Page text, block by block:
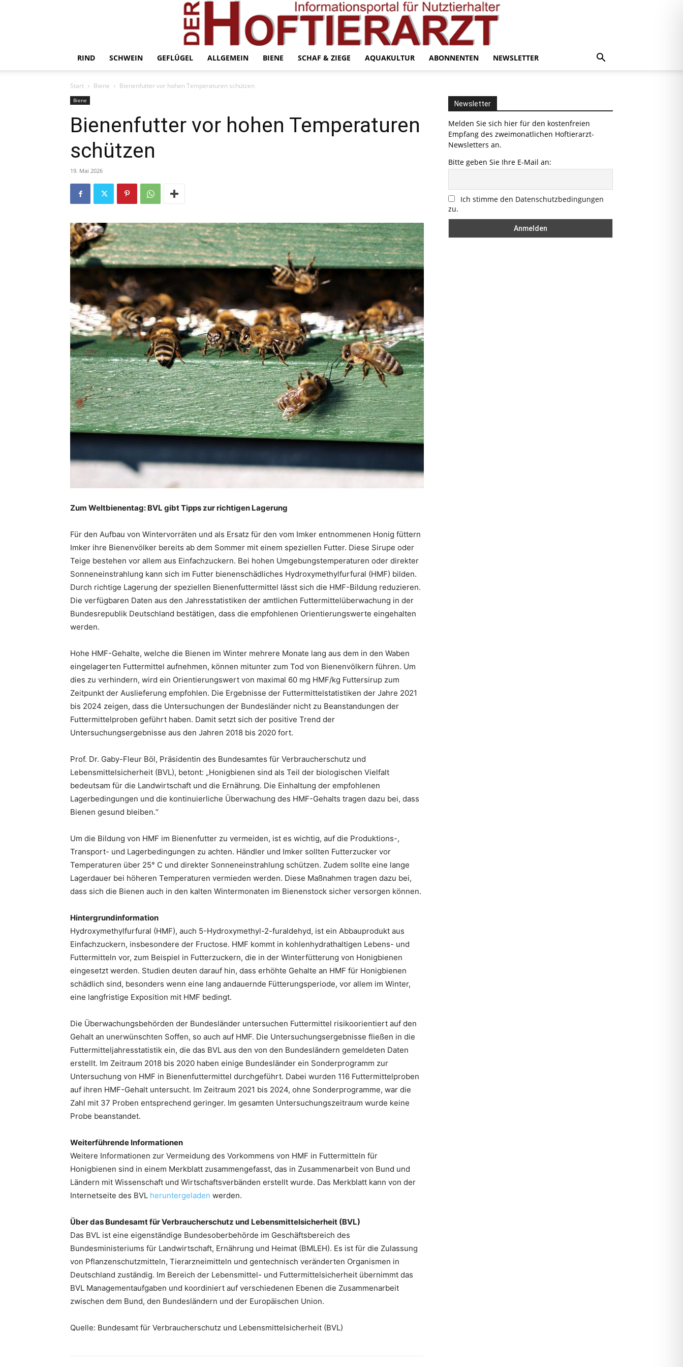
RIND SCHWEIN GEFLÜGEL ALLGEMEIN BIENE SCHAF & ZIEGE AQUAKULTUR ABONNENTEN NEWSLETTER
Start Biene Bienenfutter vor hohen Temperaturen schützen
Biene
Bienenfutter vor hohen Temperaturen
schützen
19. Mai 2026
Zum Weltbienentag: BVL gibt Tipps zur richtigen Lagerung
Für den Aufbau von Wintervorräten und als Ersatz für den vom Imker entnommenen Honig füttern
Imker ihre Bienenvölker bereits ab dem Sommer mit einem speziellen Futter. Diese Sirupe oder
Teige bestehen vor allem aus Einfachzuckern. Bei hohen Umgebungstemperaturen oder direkter
Sonneneinstrahlung kann sich im Futter bienenschädliches Hydroxymethylfurfural (HMF) bilden.
Durch richtige Lagerung der speziellen Bienenfuttermittel lässt sich die HMF-Bildung reduzieren.
Die verfügbaren Daten aus den Jahresstatistiken der amtlichen Futtermittelüberwachung in der
Bundesrepublik Deutschland bestätigen, dass die empfohlenen Orientierungswerte eingehalten
werden.
Hohe HMF-Gehalte, welche die Bienen im Winter mehrere Monate lang aus dem in den Waben
eingelagerten Futtermittel aufnehmen, können mitunter zum Tod von Bienenvölkern führen. Um
dies zu verhindern, wird ein Orientierungswert von maximal 60 mg HMF/kg Futtersirup zum
Zeitpunkt der Auslieferung empfohlen. Die Ergebnisse der Futtermittelstatistiken der Jahre 2021
bis 2024 zeigen, dass die Untersuchungen der Bundesländer nicht zu Beanstandungen der
Futtermittelproben geführt haben. Damit setzt sich der positive Trend der
Untersuchungsergebnisse aus den Jahren 2018 bis 2020 fort.
Prof. Dr. Gaby-Fleur Böl, Präsidentin des Bundesamtes für Verbraucherschutz und
Lebensmittelsicherheit (BVL), betont: „Honigbienen sind als Teil der biologischen Vielfalt
bedeutsam für die Landwirtschaft und die Ernährung. Die Einhaltung der empfohlenen
Lagerbedingungen und die kontinuierliche Überwachung des HMF-Gehalts tragen dazu bei, dass
Bienen gesund bleiben.“
Um die Bildung von HMF im Bienenfutter zu vermeiden, ist es wichtig, auf die Produktions-,
Transport- und Lagerbedingungen zu achten. Händler und Imker sollten Futterzucker vor
Temperaturen über 25° C und direkter Sonneneinstrahlung schützen. Zudem sollte eine lange
Lagerdauer bei höheren Temperaturen vermieden werden. Diese Maßnahmen tragen dazu bei,
dass sich die Bienen auch in den kalten Wintermonaten im Bienenstock sicher versorgen können.
Hintergrundinformation
Hydroxymethylfurfural (HMF), auch 5-Hydroxymethyl-2-furaldehyd, ist ein Abbauprodukt aus
Einfachzuckern, insbesondere der Fructose. HMF kommt in kohlenhydrathaltigen Lebens- und
Futtermitteln vor, zum Beispiel in Futterzuckern, die in der Winterfütterung von Honigbienen
eingesetzt werden. Studien deuten darauf hin, dass erhöhte Gehalte an HMF für Honigbienen
schädlich sind, besonders wenn eine lang andauernde Fütterungsperiode, vor allem im Winter,
eine langfristige Exposition mit HMF bedingt.
Die Überwachungsbehörden der Bundesländer untersuchen Futtermittel risikoorientiert auf den
Gehalt an unerwünschten Soffen, so auch auf HMF. Die Untersuchungsergebnisse fließen in die
Futtermitteljahresstatistik ein, die das BVL aus den von den Bundesländern gemeldeten Daten
erstellt. Im Zeitraum 2018 bis 2020 haben einige Bundesländer ein Sonderprogramm zur
Untersuchung von HMF in Bienenfuttermittel durchgeführt. Dabei wurden 116 Futtermittelproben
auf ihren HMF-Gehalt untersucht. Im Zeitraum 2021 bis 2024, ohne Sonderprogramme, war die
Zahl mit 37 Proben entsprechend geringer. Im gesamten Untersuchungszeitraum wurde keine
Probe beanstandet.
Weiterführende Informationen
Weitere Informationen zur Vermeidung des Vorkommens von HMF in Futtermitteln für
Honigbienen sind in einem Merkblatt zusammengefasst, das in Zusammenarbeit von Bund und
Ländern mit Wissenschaft und Wirtschaftsverbänden erstellt wurde. Das Merkblatt kann von der
Internetseite des BVL heruntergeladen werden.
Über das Bundesamt für Verbraucherschutz und Lebensmittelsicherheit (BVL)
Das BVL ist eine eigenständige Bundesoberbehörde im Geschäftsbereich des
Bundesministeriums für Landwirtschaft, Ernährung und Heimat (BMLEH). Es ist für die Zulassung
von Pflanzenschutzmitteln, Tierarzneimitteln und gentechnisch veränderten Organismen in
Deutschland zuständig. Im Bereich der Lebensmittel- und Futtermittelsicherheit übernimmt das
BVL Managementaufgaben und koordiniert auf verschiedenen Ebenen die Zusammenarbeit
zwischen dem Bund, den Bundesländern und der Europäischen Union.
Quelle: Bundesamt für Verbraucherschutz und Lebensmittelsicherheit (BVL)
Newsletter
Melden Sie sich hier für den kostenfreien
Empfang des zweimonatlichen Hoftierarzt-
Newsletters an.
Bitte geben Sie Ihre E-Mail an:
Ich stimme den Datenschutzbedingungen
zu.